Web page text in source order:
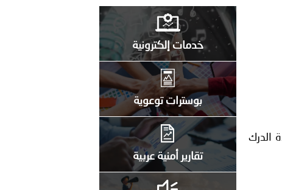
المرسومين الأميريين معالي النائب الأول لرئيس مجلس الوزراء
العام..
على الأعيان المدنية في مدينة نـجران
الدرك
خدمات إلكترونية
بوسترات توعوية
تقارير أمنية عربية